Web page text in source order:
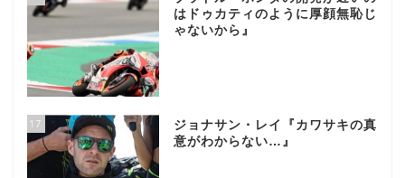
はドゥカティのように厚顔無恥じ
ゃないから』
17
ジョナサン・レイ『カワサキの真
意がわからない…』